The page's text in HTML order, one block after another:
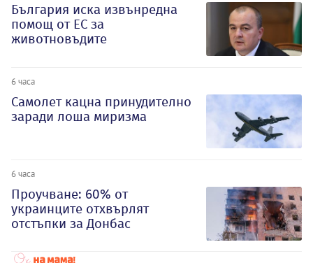
България иска извънредна
помощ от ЕС за
животновъдите
6 часа
Самолет кацна принудително
заради лоша миризма
6 часа
Проучване: 60% от
украинците отхвърлят
отстъпки за Донбас